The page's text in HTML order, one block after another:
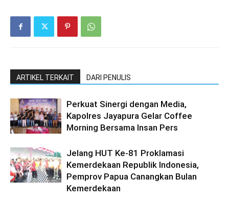
ARTIKEL TERKAIT DARI PENULIS
Perkuat Sinergi dengan Media,
Kapolres Jayapura Gelar Coffee
Morning Bersama Insan Pers
Jelang HUT Ke-81 Proklamasi
Kemerdekaan Republik Indonesia,
Pemprov Papua Canangkan Bulan
Kemerdekaan